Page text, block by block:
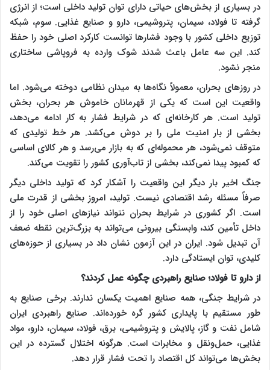
در بسیاری از بخش‌های حیاتی دارای توان تولید داخلی است؛ از انرژی
گرفته تا فولاد، سیمان، پتروشیمی، دارو و صنایع غذایی. سوم، شبکه
توزیع داخلی کشور با وجود فشارها توانست کارکرد اصلی خود را حفظ
کند. این سه عامل باعث شدند شوک وارده به فروپاشی ساختاری
منجر نشود.
در روزهای بحران، معمولاً نگاه‌ها به میدان نظامی دوخته می‌شود. اما
واقعیت این است که یکی از قهرمانان خاموش هر بحران، بخش
تولید است. هر کارخانه‌ای که در شرایط فشار به کار ادامه می‌دهد،
بخشی از بار امنیت ملی را بر دوش می‌کشد. هر خط تولیدی که
متوقف نمی‌شود، هر محموله‌ای که به بازار می‌رسد و هر کالای اساسی
که کمبود پیدا نمی‌کند، بخشی از تاب‌آوری کشور را تقویت می‌کند.
جنگ اخیر بار دیگر این واقعیت را آشکار کرد که تولید داخلی دیگر
صرفاً مسئله رشد اقتصادی نیست. تولید، امروز بخشی از قدرت ملی
است. اگر کشوری در شرایط بحران نتواند نیازهای اصلی خود را از
داخل تأمین کند، وابستگی بیرونی می‌تواند به بزرگ‌ترین نقطه ضعف
آن تبدیل شود. ایران در این آزمون نشان داد در بسیاری از حوزه‌های
کلیدی، توان ایستادگی دارد.
از دارو تا فولاد؛ صنایع راهبردی چگونه عمل کردند؟
در شرایط جنگی، همه صنایع اهمیت یکسان ندارند. برخی صنایع به
طور مستقیم با پایداری کشور گره خورده‌اند. صنایع راهبردی ایران
شامل نفت و گاز، پالایش و پتروشیمی، برق، فولاد، سیمان، دارو، مواد
غذایی، حمل‌ونقل و مخابرات است. هرگونه اختلال گسترده در این
بخش‌ها می‌تواند کل اقتصاد را تحت فشار قرار دهد.